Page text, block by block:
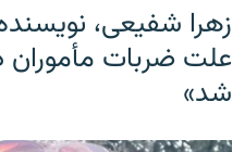
زهرا شفیعی،
علت ضربات
شد»